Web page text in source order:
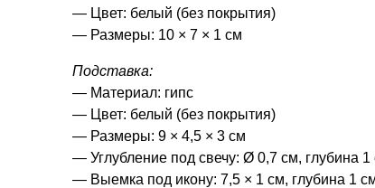
— Цвет: белый (без покрытия)
— Размеры: 10 × 7 × 1 см
Подставка:
— Материал: гипс
— Цвет: белый (без покрытия)
— Размеры: 9 × 4,5 × 3 см
— Углубление под свечу: Ø 0,7 см, глубина 1
— Выемка под икону: 7,5 × 1 см, глубина 1